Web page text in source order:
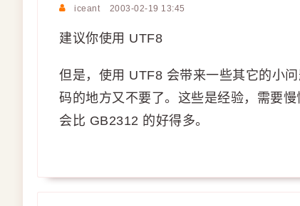
iceant 2003-02-19 13:45
建议你使用 UTF8
但是，使用 UTF8 会带来一些其它的小
码的地方又不要了。这些是经验，需要
会比 GB2312 的好得多。